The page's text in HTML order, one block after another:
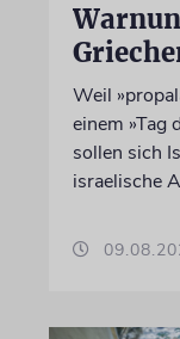
Weil
einem »Tag
sollen sich
israelische